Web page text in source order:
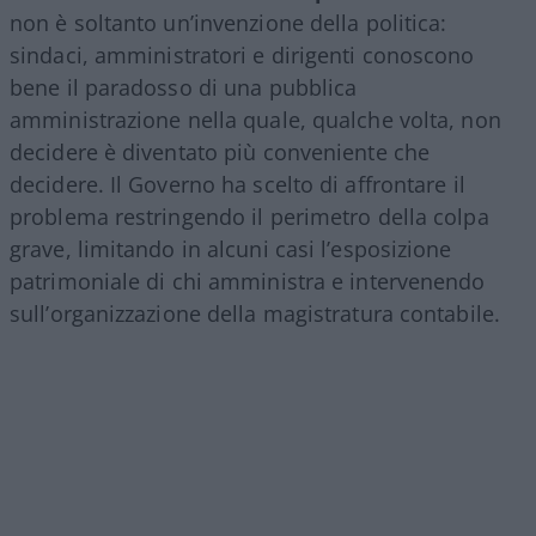
non è soltanto un’invenzione della politica:
sindaci, amministratori e dirigenti conoscono
bene il paradosso di una pubblica
amministrazione nella quale, qualche volta, non
decidere è diventato più conveniente che
decidere. Il Governo ha scelto di affrontare il
problema restringendo il perimetro della colpa
grave, limitando in alcuni casi l’esposizione
patrimoniale di chi amministra e intervenendo
sull’organizzazione della magistratura contabile.